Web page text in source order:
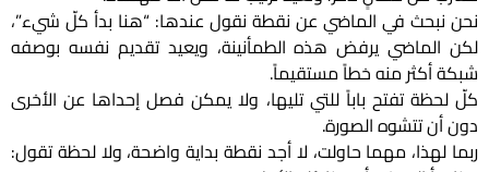
نحن نبحث في الماضي عن نقطة نقول عندها: “هنا بدأ كلّ شيء”،
لكن الماضي يرفض هذه الطمأنينة، ويعيد تقديم نفسه بوصفه
شبكة أكثر منه خطاً مستقيماً.
كلّ لحظة تفتح باباً للتي تليها، ولا يمكن فصل إحداها عن الأخرى
دون أن تتشوه الصورة.
ربما لهذا، مهما حاولت، لا أجد نقطة بداية واضحة، ولا لحظة تقول: